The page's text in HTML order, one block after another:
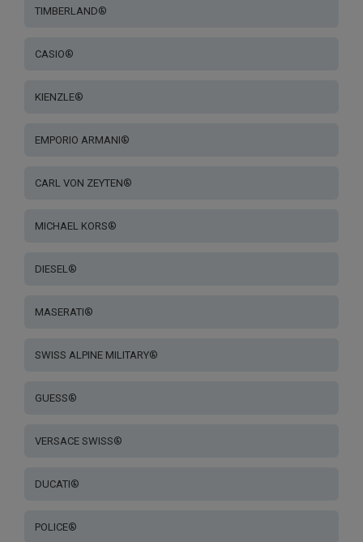
TIMBERLAND®
CASIO®
KIENZLE®
EMPORIO ARMANI®
CARL VON ZEYTEN®
MICHAEL KORS®
DIESEL®
MASERATI®
SWISS ALPINE MILITARY®
GUESS®
VERSACE SWISS®
DUCATI®
POLICE®